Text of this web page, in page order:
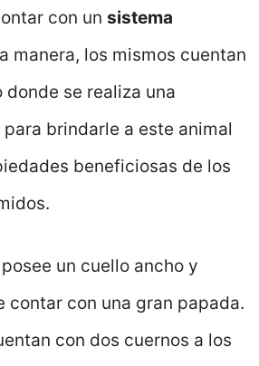
con un sistema
manera, los mismos cuentan
donde se realiza una
brindarle a este animal
beneficiosas de los
posee un cuello ancho y
contar con una gran papada.
con dos cuernos a los